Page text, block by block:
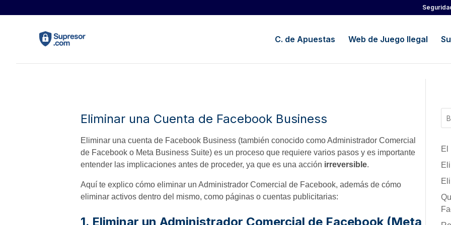
C. de Apuestas Web de Juego Ilegal
Eliminar una Cuenta de Facebook Business
Eliminar una cuenta de Facebook Business (también conocido como Administrador Comercial
de Facebook o Meta Business Suite) es un proceso que requiere varios pasos y es importante
entender las implicaciones antes de proceder, ya que es una acción irreversible.
Aquí te explico cómo eliminar un Administrador Comercial de Facebook, además de cómo
eliminar activos dentro del mismo, como páginas o cuentas publicitarias:
1. Eliminar un Administrador Comercial de Facebook (Meta
El